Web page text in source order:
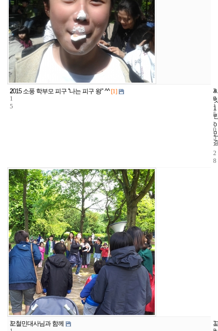
2
1
5
2015 소풍 학부모 피구 ''나는 피구 왕" ^^ [1]
1
3
9
2
0
1
5
-
0
5
-
2
8
2
모철민대사님과 함께
3
2